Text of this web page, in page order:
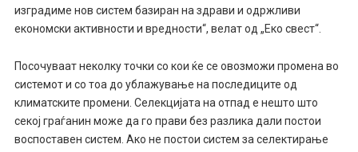
изградиме нов систем базиран на здрави и одржливи
економски активности и вредности“, велат од „Еко свест“.
Посочуваат неколку точки со кои ќе се овозможи промена во
системот и со тоа до ублажување на последиците од
климатските промени. Селекцијата на отпад е нешто што
секој граѓанин може да го прави без разлика дали постои
воспоставен систем. Ако не постои систем за селектирање